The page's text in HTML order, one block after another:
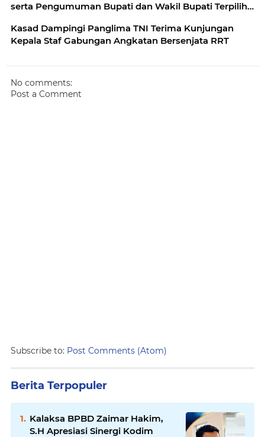
serta Pengumuman Bupati dan Wakil Bupati Terpilih
Kasad Dampingi Panglima TNI Terima Kunjungan
Kepala Staf Gabungan Angkatan Bersenjata RRT
No comments:
Post a Comment
Subscribe to: Post Comments (Atom)
Berita Terpopuler
Kalaksa BPBD Zaimar Hakim,
S.H Apresiasi Sinergi Kodim